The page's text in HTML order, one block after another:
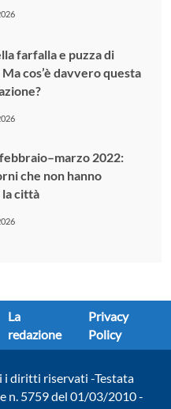
farfalla e puzza di
cos’è davvero questa
2022:
che non hanno
città
La
redazione
Privacy
Policy
diritti riservati -Testata
n. 5759 del 01/03/2010 -